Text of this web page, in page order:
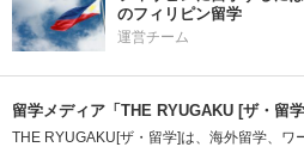
のフィリピン留学
運営チーム
留学メディア「THE RYUGAKU [ザ・留
THE RYUGAKU[ザ・留学]は、海外留学、ワ